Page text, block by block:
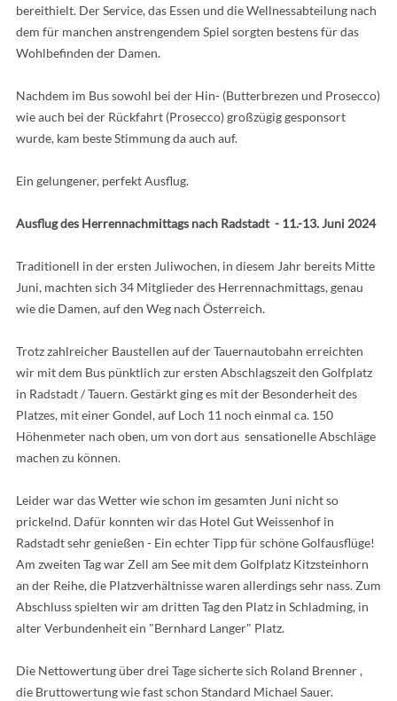
bereithielt. Der Service, das Essen und die Wellnessabteilung nach
dem für manchen anstrengendem Spiel sorgten bestens für das
Wohlbefinden der Damen.
Nachdem im Bus sowohl bei der Hin- (Butterbrezen und Prosecco)
wie auch bei der Rückfahrt (Prosecco) großzügig gesponsort
wurde, kam beste Stimmung da auch auf.
Ein gelungener, perfekt Ausflug.
Ausflug des Herrennachmittags nach Radstadt - 11.-13. Juni 2024
Traditionell in der ersten Juliwochen, in diesem Jahr bereits Mitte
Juni, machten sich 34 Mitglieder des Herrennachmittags, genau
wie die Damen, auf den Weg nach Österreich.
Trotz zahlreicher Baustellen auf der Tauernautobahn erreichten
wir mit dem Bus pünktlich zur ersten Abschlagszeit den Golfplatz
in Radstadt / Tauern. Gestärkt ging es mit der Besonderheit des
Platzes, mit einer Gondel, auf Loch 11 noch einmal ca. 150
Höhenmeter nach oben, um von dort aus sensationelle Abschläge
machen zu können.
Leider war das Wetter wie schon im gesamten Juni nicht so
prickelnd. Dafür konnten wir das Hotel Gut Weissenhof in
Radstadt sehr genießen - Ein echter Tipp für schöne Golfausflüge!
Am zweiten Tag war Zell am See mit dem Golfplatz Kitzsteinhorn
an der Reihe, die Platzverhältnisse waren allerdings sehr nass. Zum
Abschluss spielten wir am dritten Tag den Platz in Schladming, in
alter Verbundenheit ein "Bernhard Langer" Platz.
Die Nettowertung über drei Tage sicherte sich Roland Brenner ,
die Bruttowertung wie fast schon Standard Michael Sauer.